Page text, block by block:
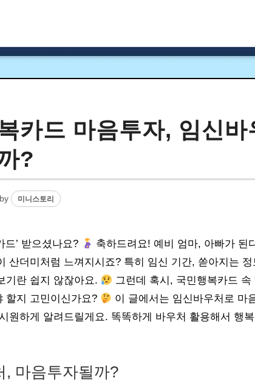
카드 마음투자, 임신바
?
by 미니스토리
드’ 받으셨나요?
축하드려요! 예비 엄마, 아빠가 된
산더미처럼 느껴지시죠? 특히 임신 기간, 쏟아지는
기란 쉽지 않잖아요.
그런데 혹시, 국민행복카드 속
할지 고민이신가요?
이 글에서는 임신바우처로 마
원하게 알려드릴게요. 똑똑하게 바우처 활용해서 행
, 마음투자될까?